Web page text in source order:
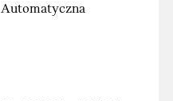
Automatyczna